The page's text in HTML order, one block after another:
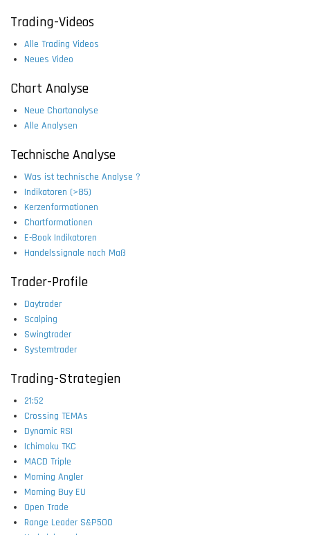
Trading-Videos
Alle Trading Videos
Neues Video
Chart Analyse
Neue Chartanalyse
Alle Analysen
Technische Analyse
Was ist technische Analyse ?
Indikatoren (>85)
Kerzenformationen
Chartformationen
E-Book Indikatoren
Handelssignale nach Maß
Trader-Profile
Daytrader
Scalping
Swingtrader
Systemtrader
Trading-Strategien
21:52
Crossing TEMAs
Dynamic RSI
Ichimoku TKC
MACD Triple
Morning Angler
Morning Buy EU
Open Trade
Range Leader S&P500